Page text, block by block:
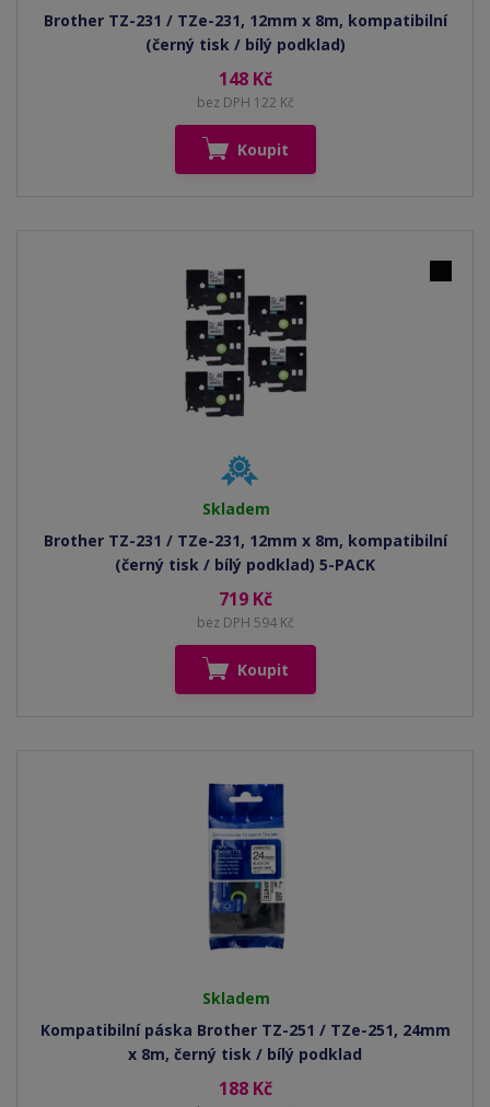
Brother TZ-231 / TZe-231, 12mm x 8m, kompatibilní
(černý tisk / bílý podklad)
148 Kč
bez DPH 122 Kč
Koupit
Skladem
Brother TZ-231 / TZe-231, 12mm x 8m, kompatibilní
(černý tisk / bílý podklad) 5-PACK
719 Kč
bez DPH 594 Kč
Koupit
Skladem
Kompatibilní páska Brother TZ-251 / TZe-251, 24mm
x 8m, černý tisk / bílý podklad
188 Kč